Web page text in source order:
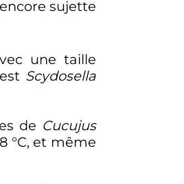
sujette
une taille
Scydosella
de Cucujus
°C, et même